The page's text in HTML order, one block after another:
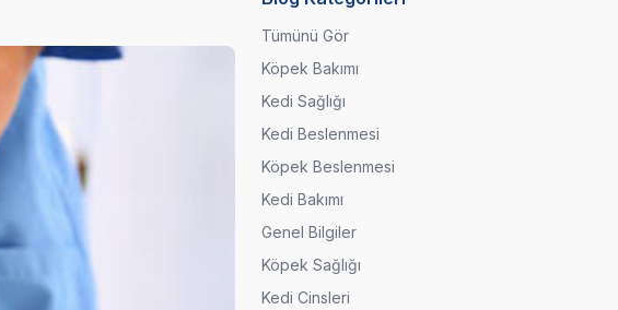
Tümünü Gör
Köpek Bakımı
Kedi Sağlığı
Kedi Beslenmesi
Köpek Beslenmesi
Kedi Bakımı
Genel Bilgiler
Köpek Sağlığı
Kedi Cinsleri